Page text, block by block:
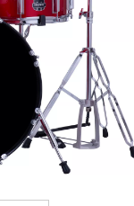
Ver nuestras